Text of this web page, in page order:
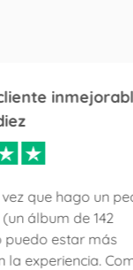
que hago un
álbum de 142
puedo estar más
la experiencia.